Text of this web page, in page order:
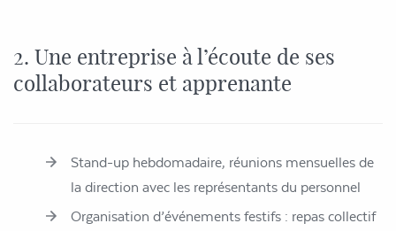
2. Une entreprise à l’écoute de ses
collaborateurs et apprenante
Stand-up hebdomadaire, réunions mensuelles de
la direction avec les représentants du personnel
Organisation d’événements festifs : repas collectif